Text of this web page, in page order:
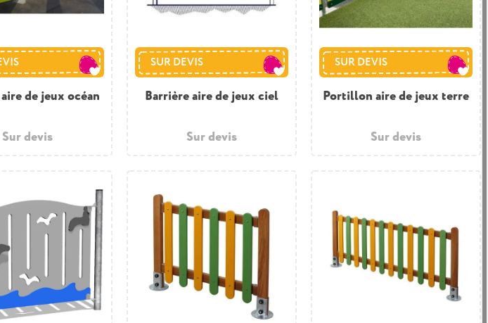
de jeux océan
Sur devis
SUR DEVIS
Barrière aire de jeux ciel
Sur devis
SUR DEVIS
Portillon aire de jeux terre
Sur devis